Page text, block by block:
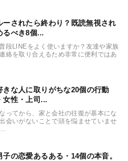
ーされたら終わり？既読無視され
るべき8個...
段LINEをよく使いますか？友達や家族
絡を取り合えるため非常に便利ではあ
きな人に取りがちな20個の行動
女性・上司...
ってから、家と会社の往復が基本にな
会いがないことで頭を悩ませていませ
子の恋愛あるある・14個の本音。